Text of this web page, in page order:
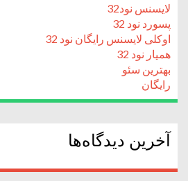
لایسنس نود32
پسورد نود 32
اوکلی لایسنس رایگان نود 32
همیار نود 32
بهترین سئو
رایگان
آخرین دیدگاه‌ها